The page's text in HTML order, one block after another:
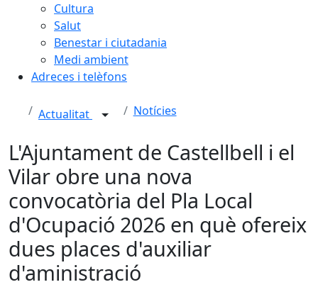
Cultura
Salut
Benestar i ciutadania
Medi ambient
Adreces i telèfons
Actualitat Notícies
L'Ajuntament de Castellbell i el
Vilar obre una nova
convocatòria del Pla Local
d'Ocupació 2026 en què ofereix
dues places d'auxiliar
d'aministració